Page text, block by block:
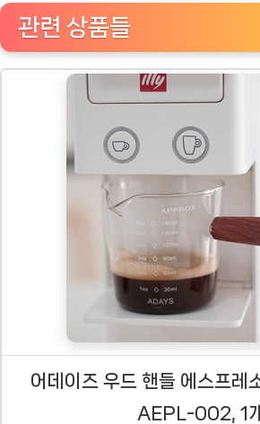
관련 상품들
어데이즈 우드 핸들 에스프
AEPL-002, 1